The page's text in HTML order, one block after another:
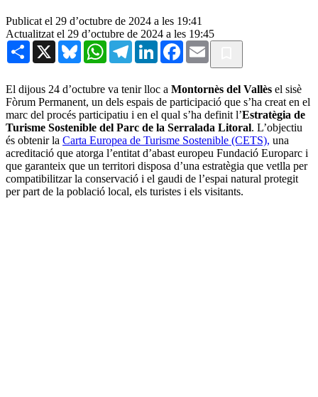
Publicat el 29 d’octubre de 2024 a les 19:41
Actualitzat el 29 d’octubre de 2024 a les 19:45
Share X BlueskyWhatsAppTelegramLinkedInFacebook
Email
El dijous 24 d’octubre va tenir lloc a Montornès del Vallès el sisè
Fòrum Permanent, un dels espais de participació que s’ha creat en el
marc del procés participatiu i en el qual s’ha definit l’Estratègia de
Turisme Sostenible del Parc de la Serralada Litoral. L’objectiu
és obtenir la Carta Europea de Turisme Sostenible (CETS), una
acreditació que atorga l’entitat d’abast europeu Fundació Europarc i
que garanteix que un territori disposa d’una estratègia que vetlla per
compatibilitzar la conservació i el gaudi de l’espai natural protegit
per part de la població local, els turistes i els visitants.